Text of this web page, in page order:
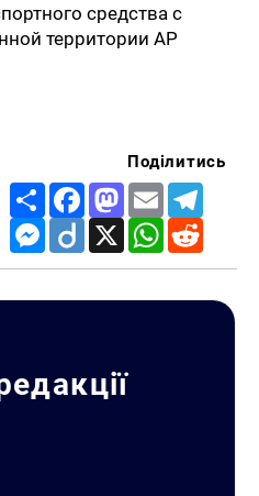
средства с
территории АР
Поділитись
Share FacebookMastodon
Email
Messenger
Diigo X WhatsApp